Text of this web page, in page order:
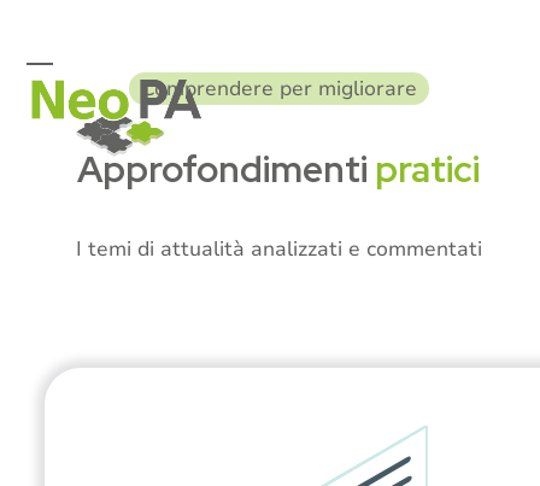
contentOpen
mobile
menu
Close
mobile
menu
Comprendere per migliorare
Approfondimenti pratici
I temi di attualità analizzati e commentati